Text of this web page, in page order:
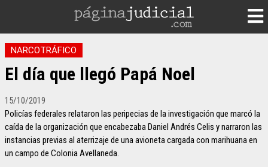
NARCOTRÁFICO
El día que llegó Papá Noel
15/10/2019
Policías federales relataron las peripecias de la investigación que marcó la
caída de la organización que encabezaba Daniel Andrés Celis y narraron las
instancias previas al aterrizaje de una avioneta cargada con marihuana en
un campo de Colonia Avellaneda.